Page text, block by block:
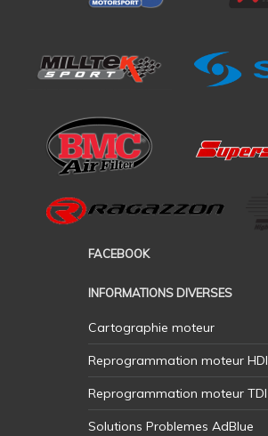
FACEBOOK
INFORMATIONS DIVERSES
Cartographie moteur
Reprogrammation moteur HDI
Reprogrammation moteur TDI
Solutions Problemes AdBlue